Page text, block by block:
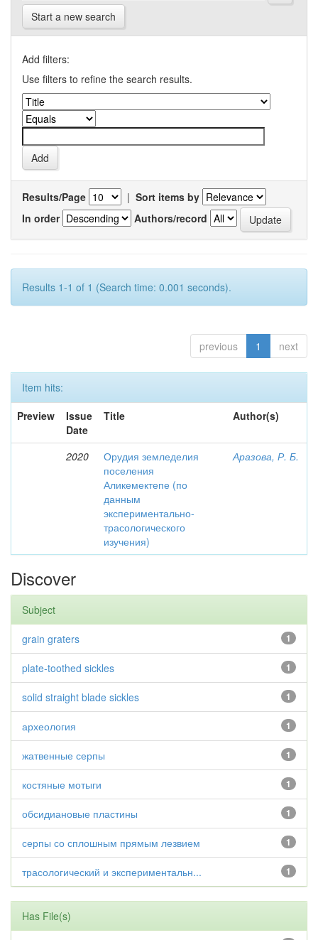
Start a new search
Add filters:
Use filters to refine the search results.
Results/Page | Sort items by
In order
Authors/record
Results 1-1 of 1 (Search time: 0.001 seconds).
previous 1 next
Item hits:
Preview
Issue
Date
Title Author(s)
2020
Орудия земледелия
поселения
Аликемектепе (по
данным
экспериментально-
трасологического
изучения)
Аразова, Р. Б.
Discover
Subject
1
grain graters
1
plate-toothed sickles
1
solid straight blade sickles
1
археология
1
жатвенные серпы
1
костяные мотыги
1
обсидиановые пластины
1
серпы со сплошным прямым лезвием
1
трасологический и экспериментальн...
Has File(s)